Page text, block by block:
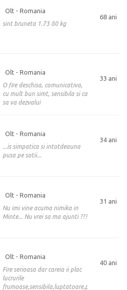
68 ani
Olt - Romania
sint bruneta 1.73 80 kg
33 ani
Olt - Romania
O fire deschisa, comunicativa,
cu mult bun simt, sensibila si ca
sa va dezvalui
34 ani
Olt - Romania
...is simpatica si intotdeauna
pusa pe sotii...
31 ani
Olt - Romania
Nu imi vine acuma nimika in
Minte... Nu vrei sa ma ajunti ???
40 ani
Olt - Romania
Fire serioasa dar careia ii plac
lucrurile
frumoase,sensibila,luptatoare,perseve